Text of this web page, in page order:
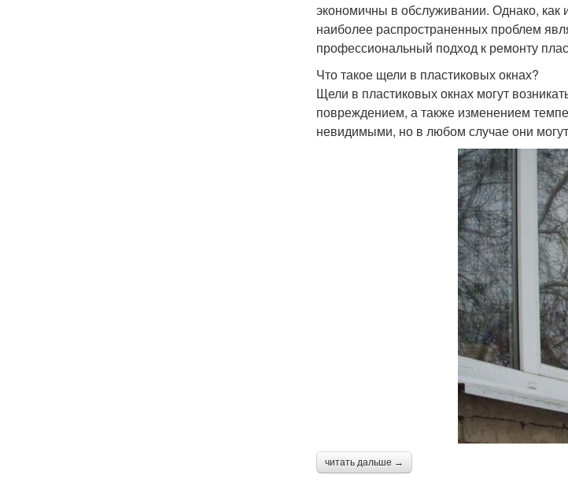
экономичны в обслуживании. Однако, как
наиболее распространенных проблем
профессиональный подход к ремонту
Что такое щели в пластиковых окнах?
Щели в пластиковых окнах могут
повреждением, а также изменением
невидимыми, но в любом случае они
читать дальше →